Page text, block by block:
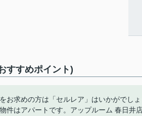
すすめポイント)
お求めの方は「セルレア」はいかがでし
件はアパートです。アップルーム 春日井